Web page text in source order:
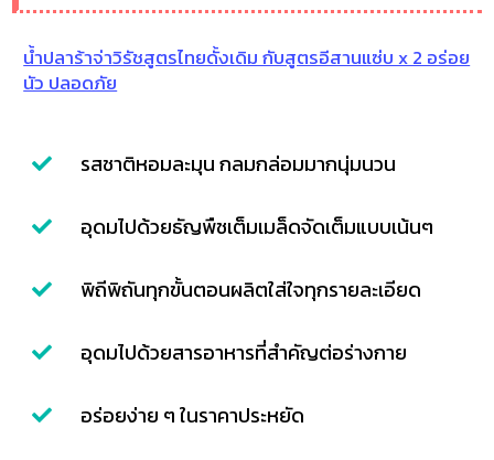
น้ำปลาร้าจ่าวิรัชสูตรไทยดั้งเดิม กับสูตรอีสานแซ่บ x 2 อร่อย
นัว ปลอดภัย
รสชาติหอมละมุน กลมกล่อมมากนุ่มนวน
อุดมไปด้วยธัญพืชเต็มเมล็ดจัดเต็มแบบเน้นๆ
พิถีพิถันทุกขั้นตอนผลิตใส่ใจทุกรายละเอียด
อุดมไปด้วยสารอาหารที่สำคัญต่อร่างกาย
อร่อยง่าย ๆ ในราคาประหยัด